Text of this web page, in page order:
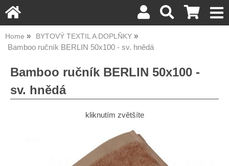
Home BYTOVÝ TEXTIL A DOPLŇKY
Bamboo ručník BERLIN 50x100 - sv. hnědá
Bamboo ručník BERLIN 50x100 -
sv. hnědá
kliknutím zvětšíte